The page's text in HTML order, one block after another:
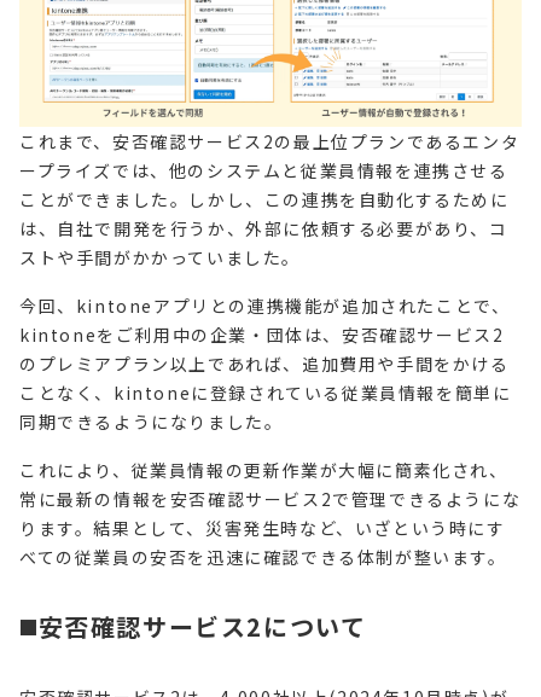
これまで、安否確認サービス2の最上位プランであるエンタ
ープライズでは、他のシステムと従業員情報を連携させる
ことができました。しかし、この連携を自動化するために
は、自社で開発を行うか、外部に依頼する必要があり、コ
ストや手間がかかっていました。
今回、kintoneアプリとの連携機能が追加されたことで、
kintoneをご利用中の企業・団体は、安否確認サービス2
のプレミアプラン以上であれば、追加費用や手間をかける
ことなく、kintoneに登録されている従業員情報を簡単に
同期できるようになりました。
これにより、従業員情報の更新作業が大幅に簡素化され、
常に最新の情報を安否確認サービス2で管理できるようにな
ります。結果として、災害発生時など、いざという時にす
べての従業員の安否を迅速に確認できる体制が整います。
◼️安否確認サービス2について